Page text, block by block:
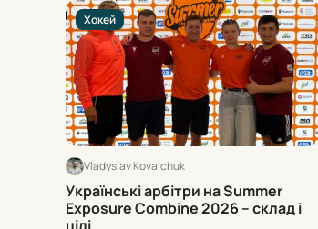
Хокей
Vladyslav Kovalchuk
Українські арбітри на Summer
Exposure Combine 2026 – склад і